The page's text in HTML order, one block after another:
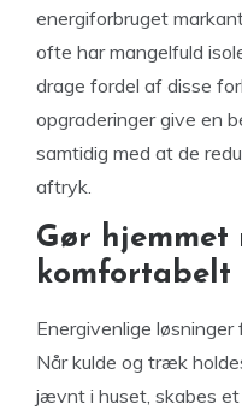
energiforbruget
ofte har mangelfuld
drage fordel af disse
opgraderinger give en
samtidig med at de
aftryk.
Gør hjemmet
komfortabelt
Energivenlige
Når kulde og træk
jævnt i huset, skabes et